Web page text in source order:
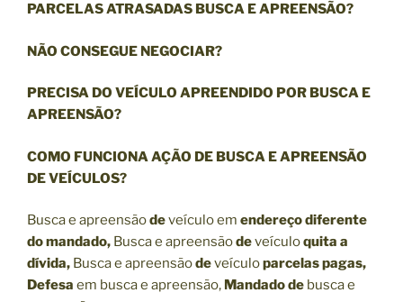
PARCELAS ATRASADAS BUSCA E APREENSÃO?
NÃO CONSEGUE NEGOCIAR?
PRECISA DO VEÍCULO APREENDIDO POR BUSCA E
APREENSÃO?
COMO FUNCIONA AÇÃO DE BUSCA E APREENSÃO
DE VEÍCULOS?
Busca e apreensãodeveículo em endereço diferente
do mandado, Busca e apreensãodeveículoquita a
dívida, Busca e apreensãodeveículoparcelas pagas,
Defesa em busca e apreensão, Mandado de busca e